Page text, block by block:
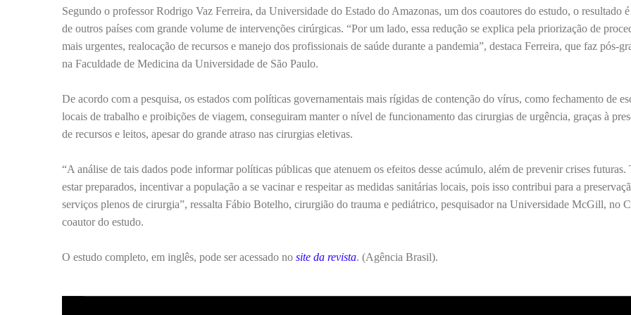
Segundo o professor Rodrigo Vaz Ferreira, da Universidade do Estado do Amazonas, um dos coautores do estudo, o resultado
de outros países com grande volume de intervenções cirúrgicas. “Por um lado, essa redução se explica pela priorização de
mais urgentes, realocação de recursos e manejo dos profissionais de saúde durante a pandemia”, destaca Ferreira, que faz pós-
na Faculdade de Medicina da Universidade de São Paulo.
De acordo com a pesquisa, os estados com políticas governamentais mais rígidas de contenção do vírus, como fechamento de
locais de trabalho e proibições de viagem, conseguiram manter o nível de funcionamento das cirurgias de urgência, graças à
de recursos e leitos, apesar do grande atraso nas cirurgias eletivas.
“A análise de tais dados pode informar políticas públicas que atenuem os efeitos desse acúmulo, além de prevenir crises futuras.
estar preparados, incentivar a população a se vacinar e respeitar as medidas sanitárias locais, pois isso contribui para a
serviços plenos de cirurgia”, ressalta Fábio Botelho, cirurgião do trauma e pediátrico, pesquisador na Universidade McGill, no
coautor do estudo.
O estudo completo, em inglês, pode ser acessado no site da revista. (Agência Brasil).